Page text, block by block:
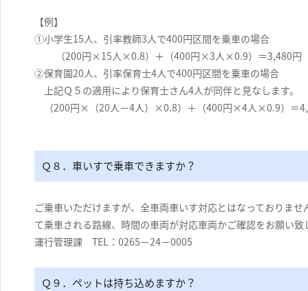
【例】
①小学生15人、引率教師3人で400円区間を乗車の場合
（200円×15人×0.8）＋（400円×3人×0.9）＝3,480円
②保育園20人、引率保育士4人で400円区間を乗車の場合
上記Ｑ５の適用により保育士さん4人が同伴と見なします。
（200円×（20人－4人）×0.8）＋（400円×4人×0.9）＝
Ｑ８．車いすで乗車できますか？
ご乗車いただけますが、全車両車いす対応とはなっておりま
て乗車される路線、時間の車両が対応車両かご確認をお願い致
運行管理課 TEL：0265－24－0005
Ｑ９．ペットは持ち込めますか？